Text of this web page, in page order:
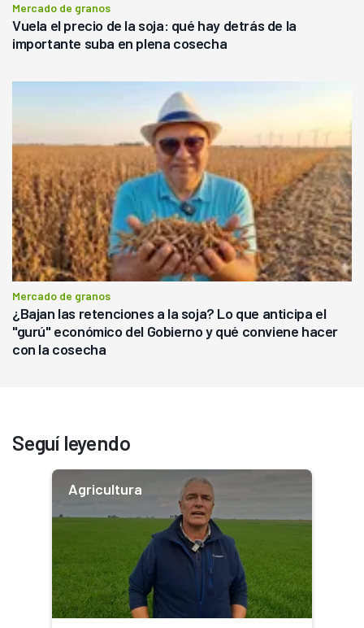
Mercado de granos
Vuela el precio de la soja: qué hay detrás de la
importante suba en plena cosecha
Mercado de granos
¿Bajan las retenciones a la soja? Lo que anticipa el
"gurú" económico del Gobierno y qué conviene hacer
con la cosecha
Seguí leyendo
Agricultura